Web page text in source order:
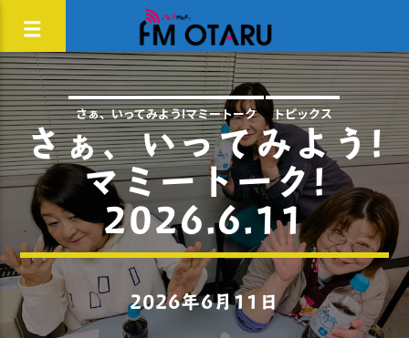
さぁ、いってみよう!マミートーク トピックス
さぁ、いってみよう!
マミートーク!
2026.6.11
2026年6月11日